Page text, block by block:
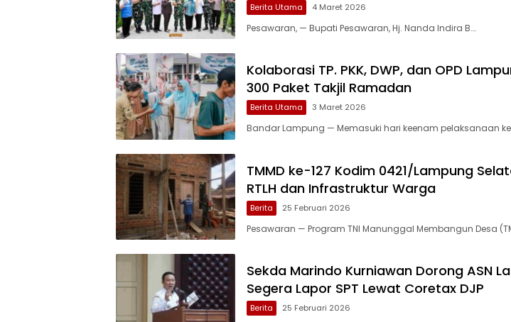
Berita Utama 4 Maret 2026
Pesawaran, — Bupati Pesawaran, Hj. Nanda Indira B….
Kolaborasi TP. PKK, DWP, dan OPD
300 Paket Takjil Ramadan
Berita Utama 3 Maret 2026
Bandar Lampung — Memasuki hari keenam pelaksanaan
TMMD ke-127 Kodim 0421/Lampung
RTLH dan Infrastruktur Warga
Berita 25 Februari 2026
Pesawaran — Program TNI Manunggal Membangun Desa
Sekda Marindo Kurniawan Dorong ASN
Segera Lapor SPT Lewat Coretax DJP
Berita 25 Februari 2026